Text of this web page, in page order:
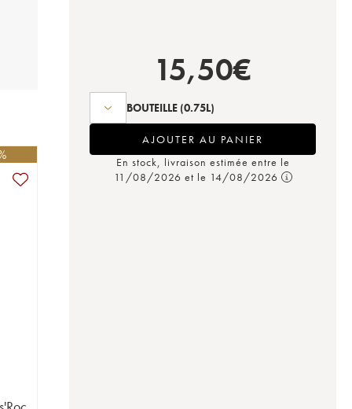
15,50€
BOUTEILLE (0.75L)
AJOUTER AU PANIER
En stock, livraison estimée entre le
11/08/2026 et le 14/08/2026